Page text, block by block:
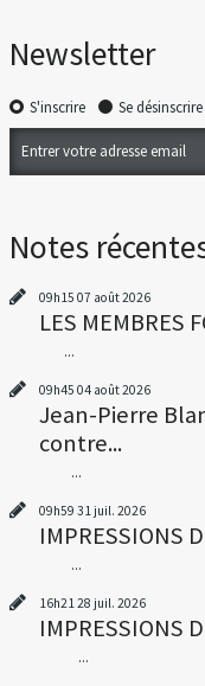
Newsletter
S'inscrire Se désinscrire
Notes
09h15 07 août 2026
LES MEMBRES
...
09h45 04 août 2026
Jean-Pierre
contre...
...
09h59 31 juil. 2026
IMPRESSIONS
...
16h2128 juil. 2026
IMPRESSIONS
...